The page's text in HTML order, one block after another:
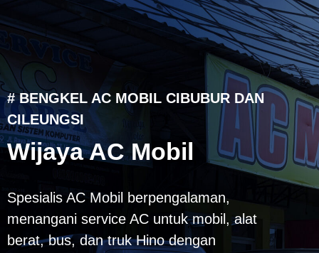
# BENGKEL AC MOBIL CIBUBUR DAN
CILEUNGSI
Wijaya AC Mobil
Spesialis AC Mobil berpengalaman,
menangani service AC untuk mobil, alat
berat, bus, dan truk Hino dengan